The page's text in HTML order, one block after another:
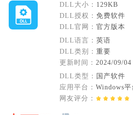
DLL大小： 129KB
DLL授权： 免费软件
DLL官网： 官方版本
DLL语言： 英语
DLL类别： 重要
更新时间： 2024/09/04
DLL类型：
国产软件
应用平台： Windows平
网友评分：